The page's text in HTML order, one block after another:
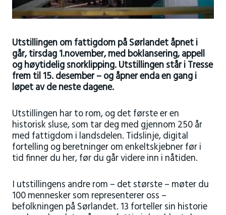
Utstillingen om fattigdom på Sørlandet åpnet i
går, tirsdag 1.november, med boklansering, appell
og høytidelig snorklipping. Utstillingen står i Tresse
frem til 15. desember – og åpner enda en gang i
løpet av de neste dagene.
Utstillingen har to rom, og det første er en
historisk sluse, som tar deg med gjennom 250 år
med fattigdom i landsdelen. Tidslinje, digital
fortelling og beretninger om enkeltskjebner før i
tid finner du her, før du går videre inn i nåtiden.
I utstillingens andre rom – det største – møter du
100 mennesker som representerer oss –
befolkningen på Sørlandet. 13 forteller sin historie